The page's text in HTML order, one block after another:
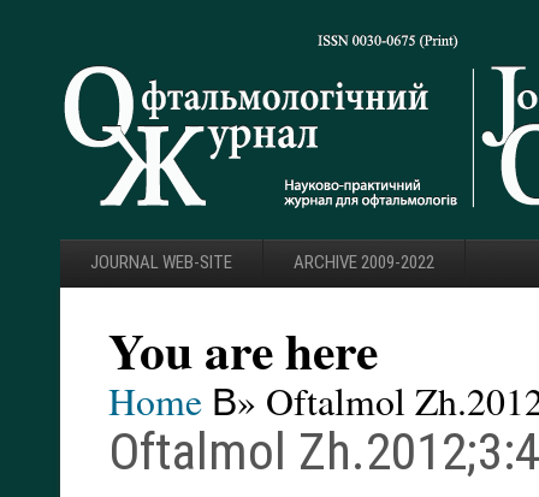
JOURNAL WEB-SITE ARCHIVE 2009-2022
You are here
Home В» Oftalmol
Oftalmol